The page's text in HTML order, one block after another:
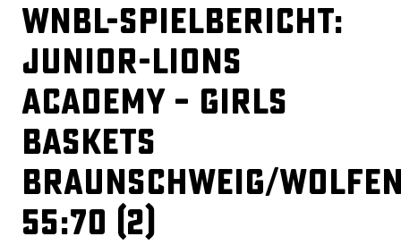
WNBL-Spielbericht:
Junior-LIONS
Academy – Girls
Baskets
Braunschweig/
55:70 (2)